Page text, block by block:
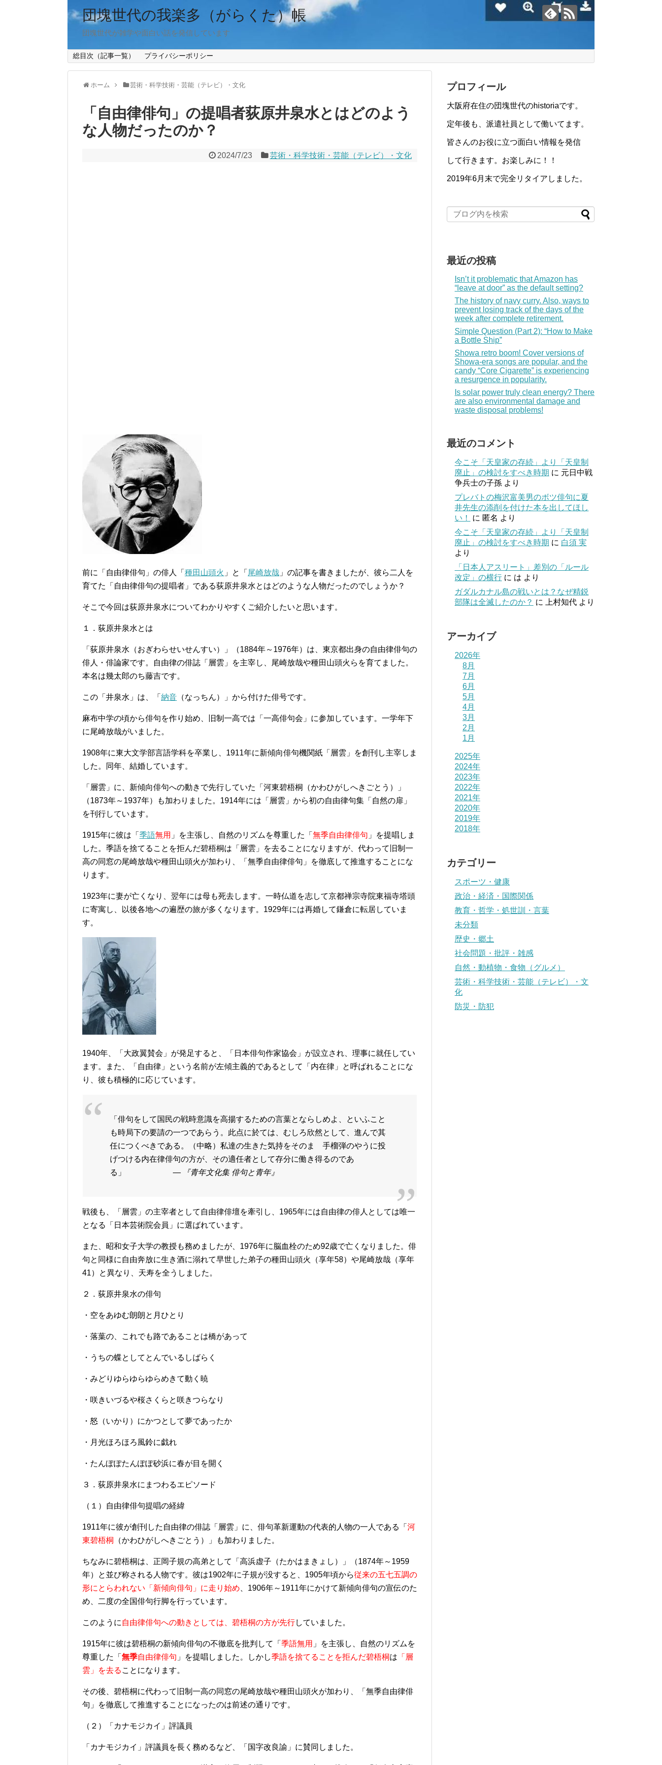
団塊世代の我楽多（がらくた）帳
団塊世代が雑学や面白い話を発信しています
総目次（記事一覧） プライバシーポリシー
ホーム 芸術・科学技術・芸能（テレビ）・文化
「自由律俳句」の提唱者荻原井泉水とはどのよう
な人物だったのか？
2024/7/23 芸術・科学技術・芸能（テレビ）・文化
前に「自由律俳句」の俳人「 種田山頭火 」と「 尾崎放哉 」の記事を書きましたが、彼ら二人を
育てた「自由律俳句の提唱者」である荻原井泉水とはどのような人物だったのでしょうか？
そこで今回は荻原井泉水についてわかりやすくご紹介したいと思います。
１．荻原井泉水とは
「荻原井泉水（おぎわらせいせんすい）」（1884年～1976年）は、東京都出身の自由律俳句の
俳人・俳論家です。自由律の俳誌「層雲」を主宰し、尾崎放哉や種田山頭火らを育てました。
本名は幾太郎のち藤吉です。
この「井泉水」は、「 納音 （なっちん）」から付けた俳号です。
麻布中学の頃から俳句を作り始め、旧制一高では「一高俳句会」に参加しています。一学年下
に尾崎放哉がいました。
1908年に東大文学部言語学科を卒業し、1911年に新傾向俳句機関紙「層雲」を創刊し主宰しま
した。同年、結婚しています。
「層雲」に、新傾向俳句への動きで先行していた「河東碧梧桐（かわひがしへきごとう）」
（1873年～1937年）も加わりました。1914年には「層雲」から初の自由律句集「自然の扉」
を刊行しています。
1915年に彼は「 季語無用 」を主張し、自然のリズムを尊重した「 無季自由律俳句 」を提唱しま
した。季語を捨てることを拒んだ碧梧桐は「層雲」を去ることになりますが、代わって旧制一
高の同窓の尾崎放哉や種田山頭火が加わり、「無季自由律俳句」を徹底して推進することにな
ります。
1923年に妻が亡くなり、翌年には母も死去します。一時仏道を志して京都禅宗寺院東福寺塔頭
に寄寓し、以後各地への遍歴の旅が多くなります。1929年には再婚して鎌倉に転居していま
す。
1940年、「大政翼賛会」が発足すると、「日本俳句作家協会」が設立され、理事に就任してい
ます。また、「自由律」という名前が左傾主義的であるとして「内在律」と呼ばれることにな
り、彼も積極的に応じています。
「俳句をして国民の戦時意識を高揚するための言葉とならしめよ、といふこと
も時局下の要請の一つであらう。此点に於ては、むしろ欣然として、進んで其
任につくべきである。（中略）私達の生きた気持をそのまゝ手榴弾のやうに投
げつける内在律俳句の方が、その適任者として存分に働き得るのであ
る」
— 『青年文化集 俳句と青年』
戦後も、「層雲」の主宰者として自由律俳壇を牽引し、1965年には自由律の俳人としては唯一
となる「日本芸術院会員」に選ばれています。
また、昭和女子大学の教授も務めましたが、1976年に脳血栓のため92歳で亡くなりました。俳
句と同様に自由奔放に生き酒に溺れて早世した弟子の種田山頭火（享年58）や尾崎放哉（享年
41）と異なり、天寿を全うしました。
２．荻原井泉水の俳句
・空をあゆむ朗朗と月ひとり
・落葉の、これでも路であることは橋があって
・うちの蝶としてとんでいるしばらく
・みどりゆらゆらゆらめきて動く暁
・咲きいづるや桜さくらと咲きつらなり
・怒（いかり）にかつとして夢であったか
・月光ほろほろ風鈴に戯れ
・たんぽぽたんぽぽ砂浜に春が目を開く
３．荻原井泉水にまつわるエピソード
（１）自由律俳句提唱の経緯
1911年に彼が創刊した自由律の俳誌「層雲」に、俳句革新運動の代表的人物の一人である「 河
東碧梧桐
（かわひがしへきごとう）」も加わりました。
ちなみに碧梧桐は、正岡子規の高弟として「高浜虚子（たかはまきょし）」（1874年～1959
年）と並び称される人物です。彼は1902年に子規が没すると、1905年頃から従来の五七五調の
形にとらわれない「新傾向俳句」に走り始め 、1906年～1911年にかけて新傾向俳句の宣伝のた
め、二度の全国俳句行脚を行っています。
このように 自由律俳句への動きとしては、碧梧桐の方が先行していました。
1915年に彼は碧梧桐の新傾向俳句の不徹底を批判して「 季語無用 」を主張し、自然のリズムを
尊重した「 無季自由律俳句 」を提唱しました。しかし季語を捨てることを拒んだ碧梧桐は 「層
雲」を去る ことになります。
その後、碧梧桐に代わって旧制一高の同窓の尾崎放哉や種田山頭火が加わり、「無季自由律俳
句」を徹底して推進することになったのは前述の通りです。
（２）「カナモジカイ」評議員
「カナモジカイ」評議員を長く務めるなど、「国字改良諭」に賛同しました。
プロフィール
大阪府在住の団塊世代のhistoriaです。
定年後も、派遣社員として働いてます。
皆さんのお役に立つ面白い情報を発信
して行きます。お楽しみに！！
2019年6月末で完全リタイアしました。
最近の投稿
Isn’t it problematic that Amazon has
“leave at door” as the default setting?
The history of navy curry. Also, ways to
prevent losing track of the days of the
week after complete retirement.
Simple Question (Part 2): “How to Make
a Bottle Ship”
Showa retro boom! Cover versions of
Showa-era songs are popular, and the
candy “Core Cigarette” is experiencing
a resurgence in popularity.
Is solar power truly clean energy? There
are also environmental damage and
waste disposal problems!
最近のコメント
今こそ「天皇家の存続」より「天皇制
廃止」の検討をすべき時期 に 元日中戦
争兵士の子孫 より
プレバトの梅沢富美男のボツ俳句に夏
井先生の添削を付けた本を出してほし
い！
に 匿名 より
今こそ「天皇家の存続」より「天皇制
廃止」の検討をすべき時期 に 白須 実
より
「日本人アスリート」差別の「ルール
改定」の横行 に は より
ガダルカナル島の戦いとは？なぜ精鋭
部隊は全滅したのか？ に 上村知代 より
アーカイブ
2026年
8月
7月
6月
5月
4月
3月
2月
1月
2025年
2024年
2023年
2022年
2021年
2020年
2019年
2018年
カテゴリー
スポーツ・健康
政治・経済・国際関係
教育・哲学・処世訓・言葉
未分類
歴史・郷土
社会問題・批評・雑感
自然・動植物・食物（グルメ）
芸術・科学技術・芸能（テレビ）・文
化
防災・防犯